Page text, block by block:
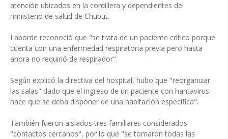
atención ubicados en la cordillera y dependientes del
ministerio de salud de Chubut.
Laborde reconoció que "se trata de un paciente crítico porque
cuenta con una enfermedad respiratoria previa pero hasta
ahora no requirió de respirador".
Según explicó la directiva del hospital, hubo que "reorganizar
las salas" dado que el ingreso de un paciente con hantavirus
hace que se deba disponer de una habitación específica".
También fueron aislados tres familiares considerados
"contactos cercanos", por lo que "se tomaron todas las